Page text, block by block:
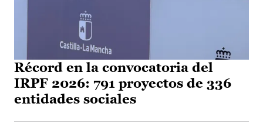
Récord en la convocatoria del
IRPF 2026: 791 proyectos de 336
entidades sociales